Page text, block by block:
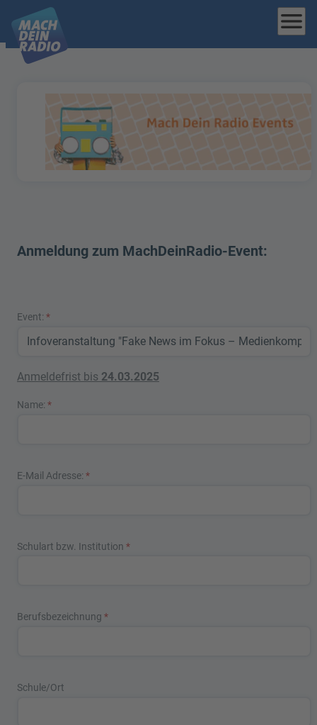
menu
Anmeldung zum MachDeinRadio-Event:
Event: *
Anmeldefrist bis 24.03.2025
Name: *
E-Mail Adresse: *
Schulart bzw. Institution *
Berufsbezeichnung *
Schule/Ort